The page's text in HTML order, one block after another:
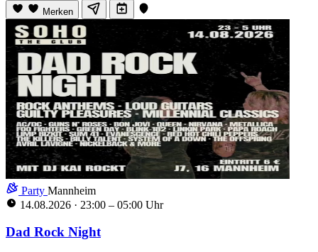
Merken
Party Mannheim
14.08.2026 · 23:00 – 05:00 Uhr
Dad Rock Night